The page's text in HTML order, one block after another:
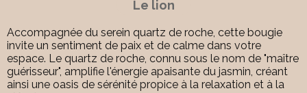
Le lion
Accompagnée du serein quartz de roche, cette bougie
invite un sentiment de paix et de calme dans votre
espace. Le quartz de roche, connu sous le nom de "maître
guérisseur", amplifie l'énergie apaisante du jasmin, créant
ainsi une oasis de sérénité propice à la relaxation et à la